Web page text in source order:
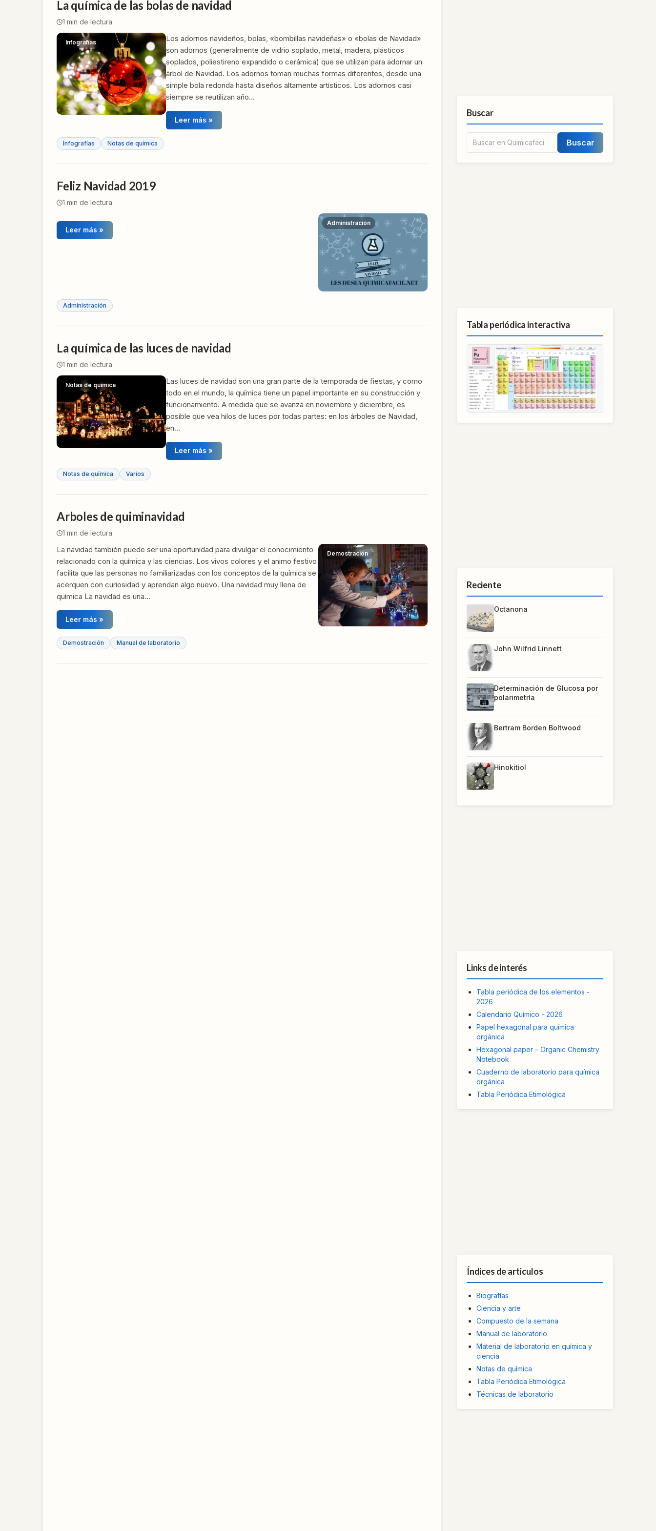
La química de las bolas de navidad
1 min de lectura
Infografías
Los adornos navideños, bolas, «bombillas navideñas» o «bolas de Navidad»
son adornos (generalmente de vidrio soplado, metal, madera, plásticos
soplados, poliestireno expandido o cerámica) que se utilizan para adornar un
árbol de Navidad. Los adornos toman muchas formas diferentes, desde una
simple bola redonda hasta diseños altamente artísticos. Los adornos casi
siempre se reutilizan año…
Leer más »
Infografías Notas de química
Feliz Navidad 2019
1 min de lectura
Administración
Leer más »
Administración
La química de las luces de navidad
1 min de lectura
Notas de química
Las luces de navidad son una gran parte de la temporada de fiestas, y como
todo en el mundo, la química tiene un papel importante en su construcción y
funcionamiento. A medida que se avanza en noviembre y diciembre, es
posible que vea hilos de luces por todas partes: en los árboles de Navidad,
en…
Leer más »
Notas de química Varios
Arboles de quiminavidad
1 min de lectura
Demostración
La navidad también puede ser una oportunidad para divulgar el conocimiento
relacionado con la química y las ciencias. Los vivos colores y el animo festivo
facilita que las personas no familiarizadas con los conceptos de la química se
acerquen con curiosidad y aprendan algo nuevo. Una navidad muy llena de
química La navidad es una…
Leer más »
Demostración Manual de laboratorio
Buscar
Buscar
Tabla periódica interactiva
Reciente
Octanona
John Wilfrid Linnett
Determinación de Glucosa por
polarimetría
Bertram Borden Boltwood
Hinokitiol
Links de interés
Tabla periódica de los elementos -
2026
Calendario Químico - 2026
Papel hexagonal para química
orgánica
Hexagonal paper – Organic Chemistry
Notebook
Cuaderno de laboratorio para química
orgánica
Tabla Periódica Etimológica
Índices de artículos
Biografías
Ciencia y arte
Compuesto de la semana
Manual de laboratorio
Material de laboratorio en química y
ciencia
Notas de química
Tabla Periódica Etimológica
Técnicas de laboratorio